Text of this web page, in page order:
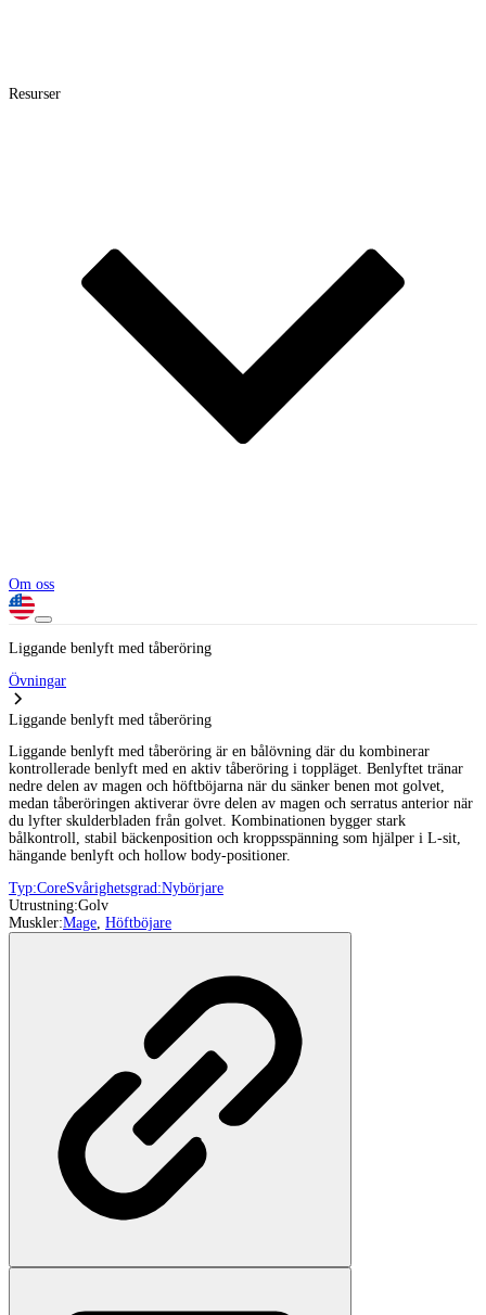
Resurser
Om oss
Liggande benlyft med tåberöring
Övningar
Liggande benlyft med tåberöring
Liggande benlyft med tåberöring är en bålövning där du kombinerar
kontrollerade benlyft med en aktiv tåberöring i toppläget. Benlyftet tränar
nedre delen av magen och höftböjarna när du sänker benen mot golvet,
medan tåberöringen aktiverar övre delen av magen och serratus anterior när
du lyfter skulderbladen från golvet. Kombinationen bygger stark
bålkontroll, stabil bäckenposition och kroppsspänning som hjälper i L-sit,
hängande benlyft och hollow body-positioner.
Typ:CoreSvårighetsgrad:Nybörjare
Utrustning:Golv
Muskler:Mage, Höftböjare